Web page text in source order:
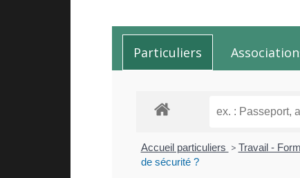
Particuliers
Accueil particuliers > Travail -
de sécurité ?